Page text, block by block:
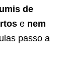
de
e nem
passo a